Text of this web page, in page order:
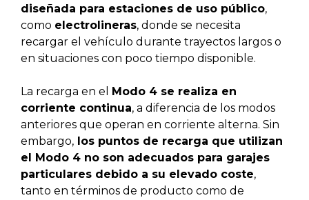
diseñada para estaciones de uso público,
como electrolineras, donde se necesita
recargar el vehículo durante trayectos largos o
en situaciones con poco tiempo disponible.
La recarga en el Modo 4 se realiza en
corriente continua, a diferencia de los modos
anteriores que operan en corriente alterna. Sin
embargo, los puntos de recarga que utilizan
el Modo 4 no son adecuados para garajes
particulares debido a su elevado coste,
tanto en términos de producto como de